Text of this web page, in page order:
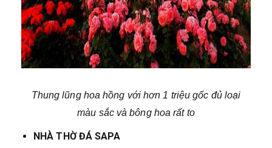
Thung lũng hoa hồng với hơn 1 triệu gốc đủ loại
màu sắc và bông hoa rất to
NHÀ THỜ ĐÁ SAPA